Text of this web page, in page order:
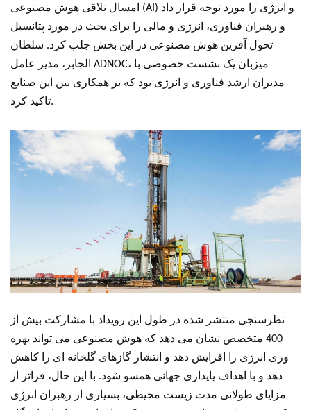
امسال تلاقی هوش مصنوعی (AI) و انرژی را مورد توجه قرار داد
و رهبران فناوری، انرژی و مالی را برای بحث در مورد پتانسیل
تحول آفرین هوش مصنوعی در این بخش جلب کرد. سلطان
الجابر، مدیر عامل ADNOC، میزبان یک نشست خصوصی با
مدیران ارشد فناوری و انرژی بود که بر همکاری بین این صنایع
تاکید کرد.
نظرسنجی منتشر شده در طول این رویداد با مشارکت بیش از
400 متخصص نشان می دهد که هوش مصنوعی می تواند بهره
وری انرژی را افزایش دهد و انتشار گازهای گلخانه ای را کاهش
دهد و با اهداف پایداری جهانی همسو شود. با این حال، فراتر از
مزایای طولانی مدت زیست محیطی، بسیاری از رهبران انرژی